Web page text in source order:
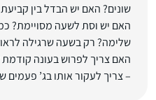
שונים? האם יש הבדל בין
האם יש וסת לשעה מסויימת?
שלימה? רק בשעה שרגילה
האם צריך לפרוש בעונה
– צריך לעקור אותו בג’ פעמים